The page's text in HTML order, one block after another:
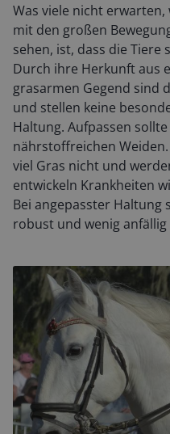
Was viele nicht
mit den großen
sehen, ist, dass die Tiere
Durch ihre Herkunft aus
grasarmen Gegend sind
und stellen keine
Haltung. Aufpassen
nährstoffreichen
viel Gras nicht und
entwickeln Krankheiten
Bei angepasster Haltung
robust und wenig